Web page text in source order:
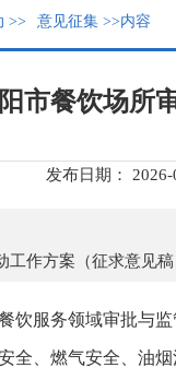
>> 意见征集 >>内容
市餐饮场所
发布日期：
工作方案（征求意见
饮服务领域审批与
全、燃气安全、油